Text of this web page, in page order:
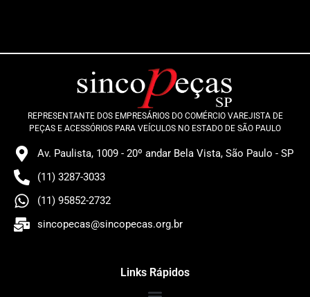
REPRESENTANTE DOS EMPRESÁRIOS DO COMÉRCIO VAREJISTA DE
PEÇAS E ACESSÓRIOS PARA VEÍCULOS NO ESTADO DE SÃO PAULO
Av. Paulista, 1009 - 20º andar Bela Vista, São Paulo - SP
(11) 3287-3033
(11) 95852-2732
sincopecas@sincopecas.org.br
Links Rápidos